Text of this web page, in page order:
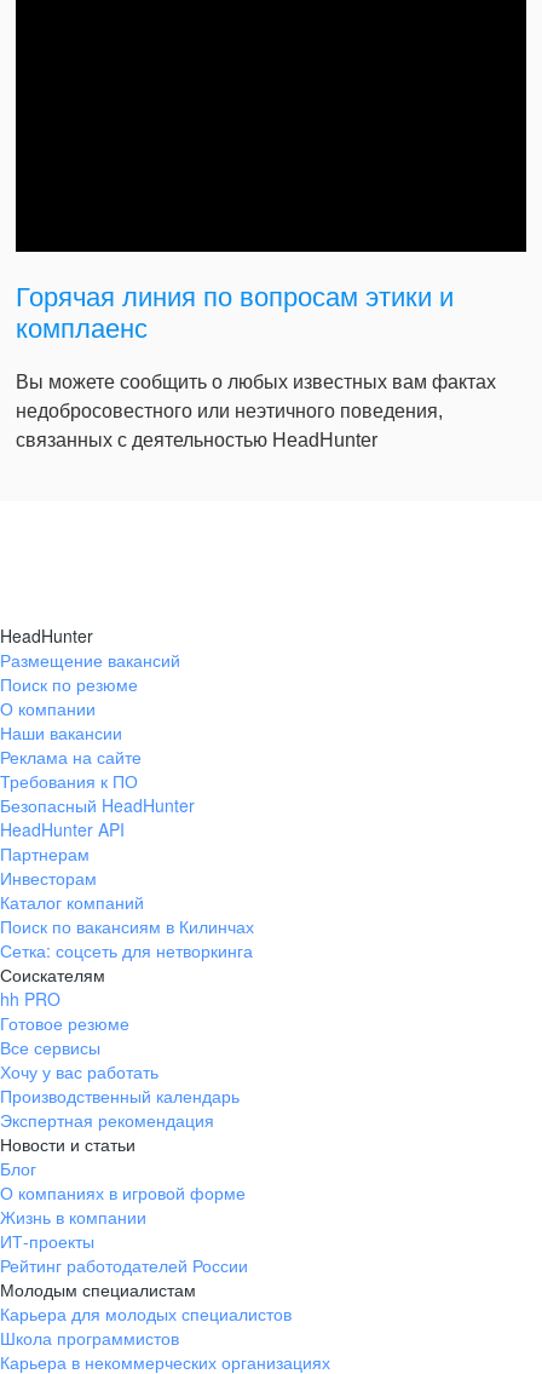
Горячая линия по вопросам этики и
комплаенс
Вы можете сообщить о любых известных вам фактах
недобросовестного или неэтичного поведения,
связанных с деятельностью HeadHunter
HeadHunter
Размещение вакансий
Поиск по резюме
О компании
Наши вакансии
Реклама на сайте
Требования к ПО
Безопасный HeadHunter
HeadHunter API
Партнерам
Инвесторам
Каталог компаний
Поиск по вакансиям в Килинчах
Сетка: соцсеть для нетворкинга
Соискателям
hh PRO
Готовое резюме
Все сервисы
Хочу у вас работать
Производственный календарь
Экспертная рекомендация
Новости и статьи
Блог
О компаниях в игровой форме
Жизнь в компании
ИТ-проекты
Рейтинг работодателей России
Молодым специалистам
Карьера для молодых специалистов
Школа программистов
Карьера в некоммерческих организациях